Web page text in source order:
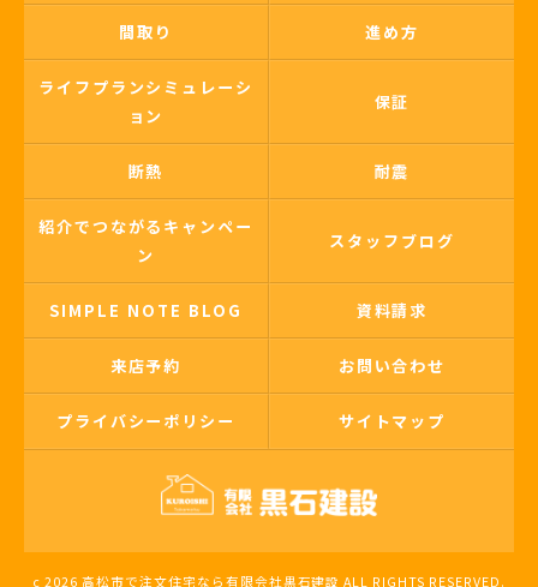
間取り 進め方
ライフプランシミュレーシ
ョン
保証
断熱 耐震
紹介でつながるキャンペー
ン
スタッフブログ
SIMPLE NOTE BLOG 資料請求
来店予約 お問い合わせ
プライバシーポリシー サイトマップ
c 2026 高松市で注文住宅なら有限会社黒石建設 ALL RIGHTS RESERVED.